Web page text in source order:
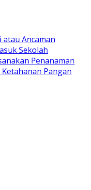
Ancaman
Sekolah
Penanaman
Pangan